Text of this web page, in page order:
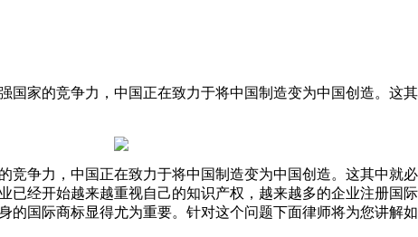
国家的竞争力，中国正在致力于将中国制造变为中国创造。这
争力，中国正在致力于将中国制造变为中国创造。这其中就
经开始越来越重视自己的知识产权，越来越多的企业注册国
国际商标显得尤为重要。针对这个问题下面律师将为您讲解